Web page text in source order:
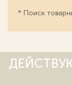
* Поиск